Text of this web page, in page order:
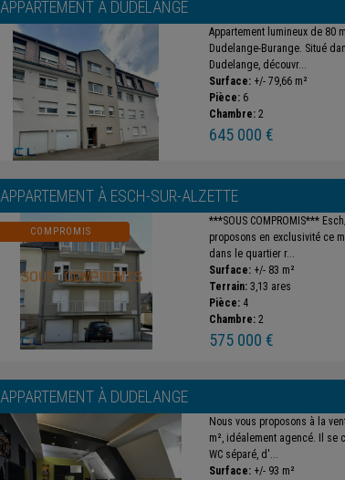
APPARTEMENT À DUDELANGE
Appartement lumineux de 80
Dudelange-Burange. Situé
Dudelange, découvr...
Surface: +/- 79,66 m²
Pièce: 6
Chambre: 2
645 000 €
APPARTEMENT À ESCH-SUR-ALZETTE
COMPROMIS
***SOUS COMPROMIS***
proposons en exclusivité ce
dans le quartier r...
Surface: +/- 83 m²
Terrain: 3,13 ares
Pièce: 4
Chambre: 2
575 000 €
APPARTEMENT À DUDELANGE
Nous vous proposons à la
m², idéalement agencé. Il se
WC séparé, d'...
Surface: +/- 93 m²